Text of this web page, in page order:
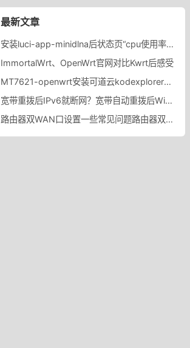
最新文章
安装luci-app-minidlna后状态页“cpu使用率“显示虚高，排除过程记录。
ImmortalWrt、OpenWrt官网对比Kwrt后感受
MT7621-openwrt安装可道云kodexplorer轻量化NAS
宽带重拨后IPv6就断网？宽带自动重拨后Win10的IPv6失效
路由器双WAN口设置一些常见问题路由器双WAN口设置踩坑